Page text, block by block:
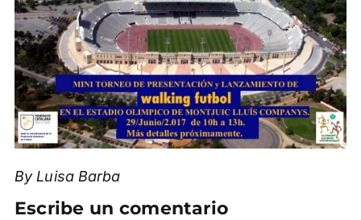
By Luisa Barba
Escribe un comentario